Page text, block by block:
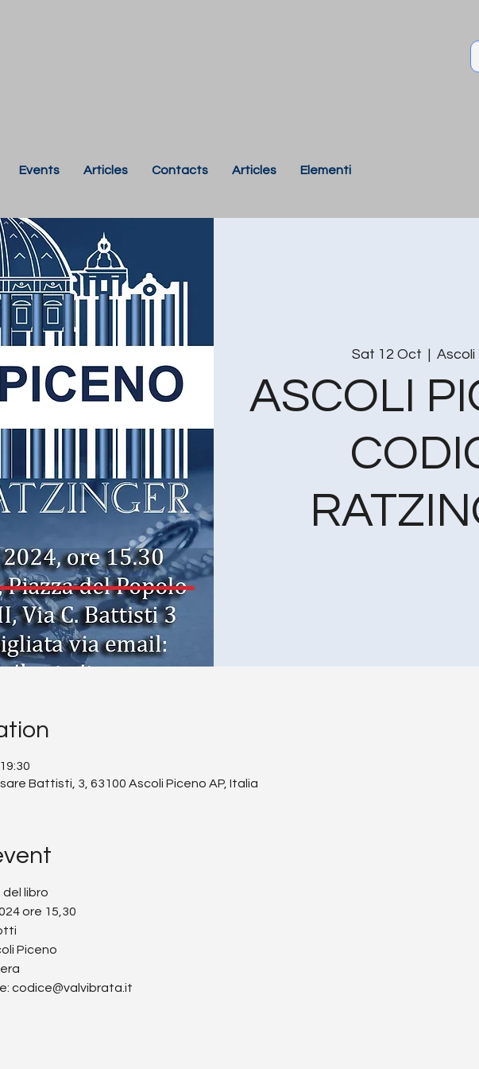
Events Articles Contacts Articles Elementi
Sat 12 Oct
  |
Ascoli
ASCOLI
Battisti, 3, 63100 Ascoli Piceno AP, Italia
libro
ore 15,30
Piceno
codice@valvibrata.it